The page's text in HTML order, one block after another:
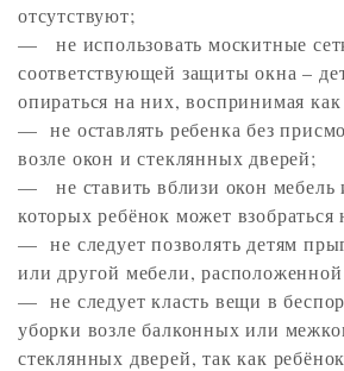
отсутствуют;
— не использовать москитные
соответствующей защиты окна –
опираться на них, воспринимая
— не оставлять ребенка без
возле окон и стеклянных дверей;
— не ставить вблизи окон мебель
которых ребёнок может
— не следует позволять детям
или другой мебели,
— не следует класть вещи в
уборки возле балконных или
стеклянных дверей, так как